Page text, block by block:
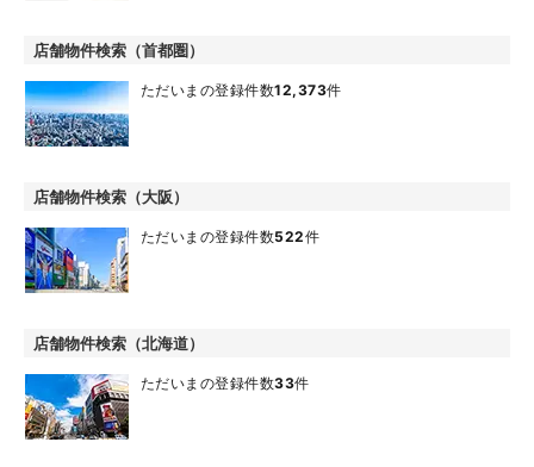
店舗物件検索（首都圏）
ただいまの登録件数12,373件
店舗物件検索（大阪）
ただいまの登録件数522件
店舗物件検索（北海道）
ただいまの登録件数33件